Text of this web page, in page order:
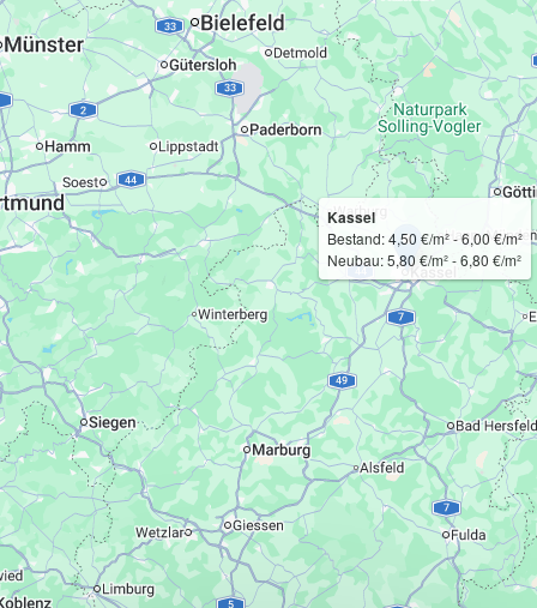
Kassel
Bestand: 4,50 €/m² - 6,00 €/m²
Neubau: 5,80 €/m² - 6,80 €/m²